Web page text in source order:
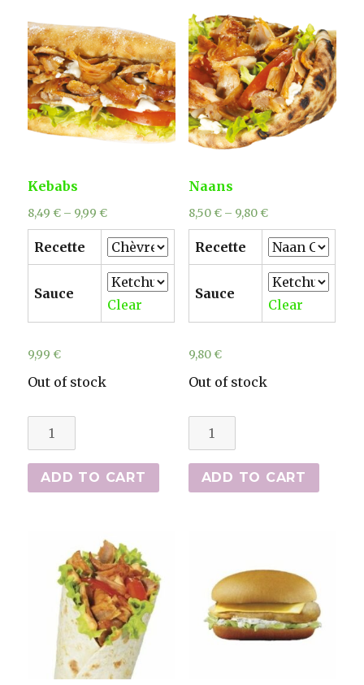
quantity
Kebabs
8,49€ – 9,99€
Recette
Sauce
Clear
9,99€
Out of stock
Kebabs
quantity
ADD TO CART
Naans
8,50€– 9,80€
Recette
Sauce
Clear
9,80€
Out of stock
Naans
quantity
ADD TO CART